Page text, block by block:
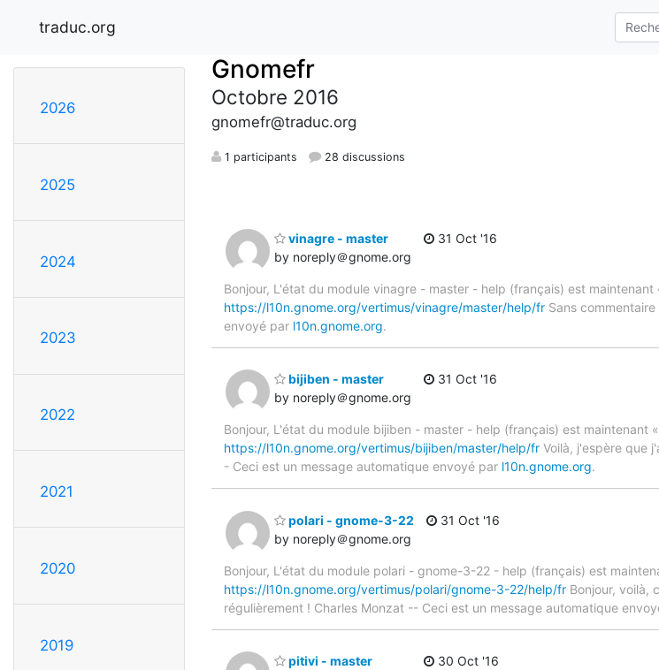
traduc.org
2026
2025
2024
2023
2022
2021
2020
2019
Gnomefr
Octobre 2016
gnomefr@traduc.org
1 participants 28 discussions
vinagre - master
by noreply＠gnome.org
31 Oct '16
Bonjour, L'état du module vinagre - master - help (français) est maintenant
https://l10n.gnome.org/vertimus/vinagre/master/help/fr Sans
envoyé par l10n.gnome.org.
bijiben - master
by noreply＠gnome.org
31 Oct '16
Bonjour, L'état du module bijiben - master - help (français) est maintenant
https://l10n.gnome.org/vertimus/bijiben/master/help/fr Voilà, j'espère que
- Ceci est un message automatique envoyé par l10n.gnome.org.
polari - gnome-3-22
by noreply＠gnome.org
31 Oct '16
Bonjour, L'état du module polari - gnome-3-22 - help (français) est
https://l10n.gnome.org/vertimus/polari/gnome-3-22/help/fr Bonjour, voilà,
régulièrement ! Charles Monzat -- Ceci est un message automatique
pitivi - master
30 Oct '16